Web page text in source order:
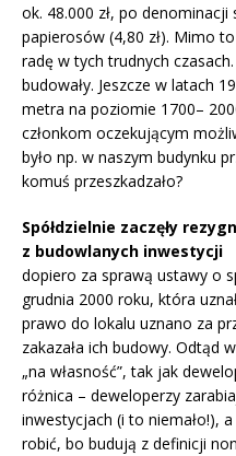
ok. 48.000 zł, po
papierosów (4,80 zł). Mimo
radę w tych trudnych
budowały. Jeszcze w latach
metra na poziomie 1700–
członkom oczekującym
było np. w naszym budynku
komuś przeszkadzało?
Spółdzielnie zaczęły
z budowlanych inwestycji
dopiero za sprawą ustawy o
grudnia 2000 roku, która
prawo do lokalu uznano za
zakazała ich budowy. Odtąd
„na własność”, tak jak
różnica – deweloperzy
inwestycjach (i to niemało!),
robić, bo budują z definicji